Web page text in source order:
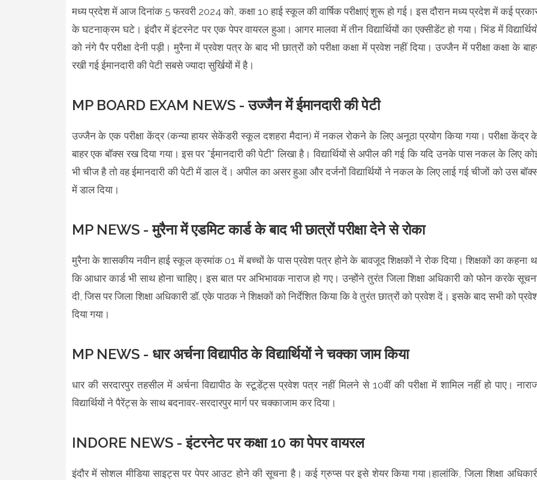
मध्य प्रदेश में आज दिनांक 5 फरवरी 2024 को, कक्षा 10 हाई स्कूल की वार्षिक परीक्षाएं शुरू हो गई। इस दौरान मध्य प्रदेश में कई
के घटनाक्रम घटे। इंदौर में इंटरनेट पर एक पेपर वायरल हुआ। आगर मालवा में तीन विद्यार्थियों का एक्सीडेंट हो गया। भिंड में
को नंगे पैर परीक्षा देनी पड़ी। मुरैना में प्रवेश पत्र के बाद भी छात्रों को परीक्षा कक्षा में प्रवेश नहीं दिया। उज्जैन में परीक्षा कक्षा के
रखी गई ईमानदारी की पेटी सबसे ज्यादा सुर्खियों में है।
MP BOARD EXAM NEWS - उज्जैन में ईमानदारी की पेटी
उज्जैन के एक परीक्षा केंद्र (कन्या हायर सेकेंडरी स्कूल दशहरा मैदान) में नकल रोकने के लिए अनूठा प्रयोग किया गया। परीक्षा केंद्र
बाहर एक बॉक्स रख दिया गया। इस पर "ईमानदारी की पेटी" लिखा है। विद्यार्थियों से अपील की गई कि यदि उनके पास नकल के लिए
भी चीज है तो वह ईमानदारी की पेटी में डाल दें। अपील का असर हुआ और दर्जनों विद्यार्थियों ने नकल के लिए लाई गई चीजों को उस
में डाल दिया।
MP NEWS - मुरैना में एडमिट कार्ड के बाद भी छात्रों परीक्षा देने से रोका
मुरैना के शासकीय नवीन हाई स्कूल क्रमांक 01 में बच्चों के पास प्रवेश पत्र होने के बावजूद शिक्षकों ने रोक दिया। शिक्षकों का कहना
कि आधार कार्ड भी साथ होना चाहिए। इस बात पर अभिभावक नाराज हो गए। उन्होंने तुरंत जिला शिक्षा अधिकारी को फोन करके
दी, जिस पर जिला शिक्षा अधिकारी डॉ. एके पाठक ने शिक्षकों को निर्देशित किया कि वे तुरंत छात्रों को प्रवेश दें। इसके बाद सभी को
दिया गया।
MP NEWS - धार अर्चना विद्यापीठ के विद्यार्थियों ने चक्का जाम किया
धार की सरदारपुर तहसील में अर्चना विद्यापीठ के स्टूडेंट्स प्रवेश पत्र नहीं मिलने से 10वीं की परीक्षा में शामिल नहीं हो पाए।
विद्यार्थियों ने पैरेंट्स के साथ बदनावर-सरदारपुर मार्ग पर चक्काजाम कर दिया।
INDORE NEWS - इंटरनेट पर कक्षा 10 का पेपर वायरल
इंदौर में सोशल मीडिया साइट्स पर पेपर आउट होने की सूचना है। कई ग्रुप्स पर इसे शेयर किया गया।हालांकि, जिला शिक्षा